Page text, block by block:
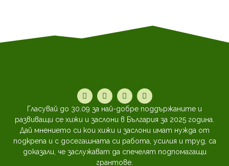
Гласувай до 30.09 за най-добре поддържаните и
развиващи се хижи и заслони в България за 2025 година.
Дай мнението си кои хижи и заслони имат нужда от
подкрепа и с досегашната си работа, усилия и труд, са
доказали, че заслужават да спечелят подпомагащи
грантове.